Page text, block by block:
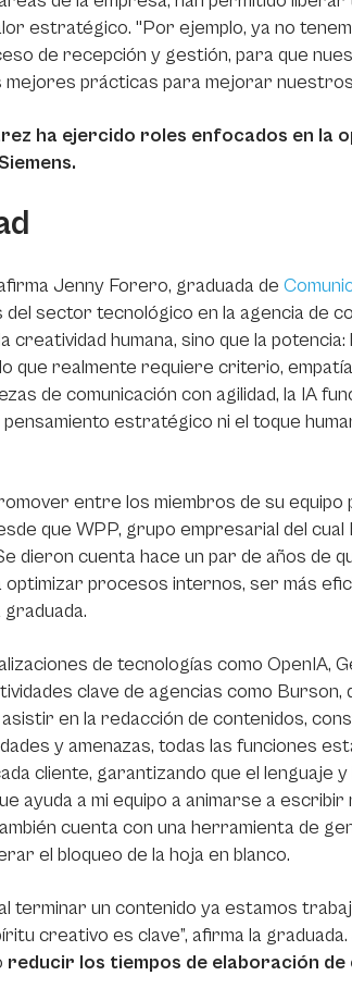
estratégico. "Por ejemplo, ya no
de recepción y gestión, para que
mejores prácticas para mejorar
ha ejercido roles enfocados en la
Jenny Forero, graduada de
sector tecnológico en la agencia de
creatividad humana, sino que la
que realmente requiere criterio, empatía
de comunicación con agilidad, la IA
estratégico ni el toque
entre los miembros de su
que WPP, grupo empresarial del
dieron cuenta hace un par de años de
procesos internos, ser más
de tecnologías como OpenIA,
clave de agencias como Burson,
asistir en la redacción de contenidos,
y amenazas, todas las funciones
cliente, garantizando que el lenguaje
ayuda a mi equipo a animarse a escribir
cuenta con una herramienta de
el bloqueo de la hoja en blanco.
terminar un contenido ya estamos
creativo es clave”, afirma la graduada.
reducir los tiempos de elaboración